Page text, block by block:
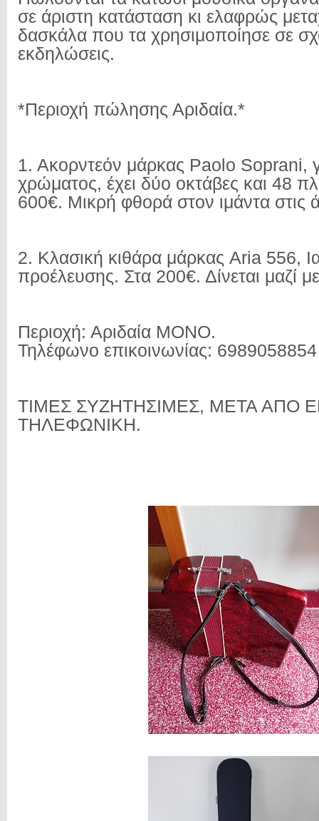
σε άριστη κατάσταση κι ελαφρώς
δασκάλα που τα χρησιμοποίησε σε
εκδηλώσεις.
*Περιοχή πώλησης Αριδαία.*
1. Ακορντεόν μάρκας Paolo Soprani,
χρώματος, έχει δύο οκτάβες και 48
600€. Μικρή φθορά στον ιμάντα στις
2. Κλασική κιθάρα μάρκας Aria 556,
προέλευσης. Στα 200€. Δίνεται μαζί
Περιοχή: Αριδαία ΜΟΝΟ.
Τηλέφωνο επικοινωνίας:
ΤΙΜΕΣ ΣΥΖΗΤΗΣΙΜΕΣ, ΜΕΤΑ ΑΠΟ
ΤΗΛΕΦΩΝΙΚΗ.